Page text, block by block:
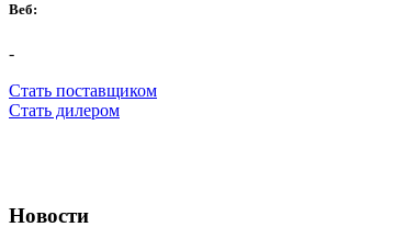
Веб:
-
Стать поставщиком
Стать дилером
Новости